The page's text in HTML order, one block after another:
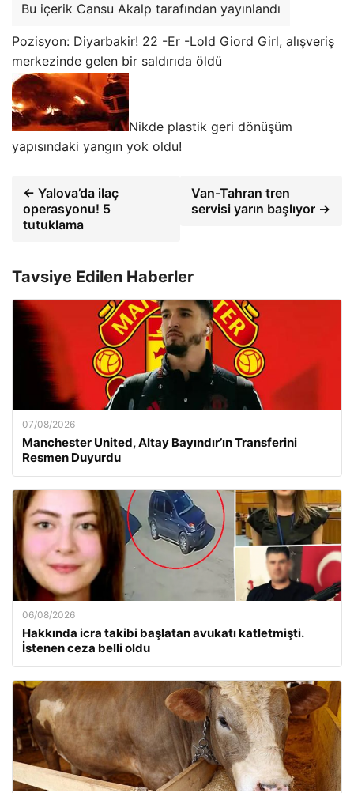
Bu içerik Cansu Akalp tarafından yayınlandı
Pozisyon: Diyarbakir! 22 -Er -Lold Giord Girl, alışveriş
merkezinde gelen bir saldırıda öldü
Nikde plastik geri dönüşüm
yapısındaki yangın yok oldu!
← Yalova’da ilaç
operasyonu! 5
tutuklama
Van-Tahran tren
servisi yarın başlıyor →
Tavsiye Edilen Haberler
07/08/2026
Manchester United, Altay Bayındır’ın Transferini
Resmen Duyurdu
06/08/2026
Hakkında icra takibi başlatan avukatı katletmişti.
İstenen ceza belli oldu